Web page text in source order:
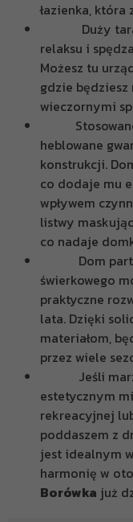
łazienka,
Duży taras
relaksu i
Możesz tu
gdzie będziesz
wieczornymi
Stosowane
heblowane
konstrukcji.
co dodaje mu
wpływem
listwy
co nadaje
Dom
świerkowego
praktyczne
lata. Dzięki
materiałom,
przez wiele
Jeśli
estetycznym
rekreacyjnej
poddaszem z
jest idealnym
harmonię w
Borówka już